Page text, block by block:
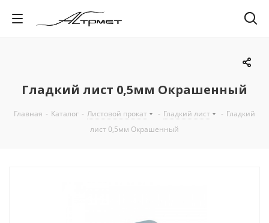
Гладкий лист 0,5мм Окрашенный
Главная - Каталог - Листовой прокат - Гладкий лист - Гладкий
лист 0,5мм Окрашенный